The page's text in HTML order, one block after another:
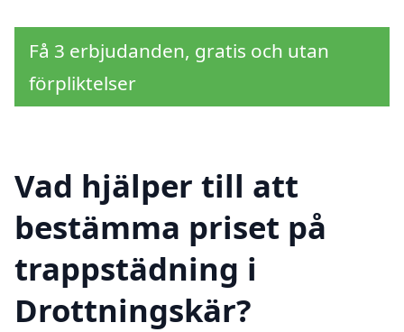
Få 3 erbjudanden, gratis och utan
förpliktelser
Vad hjälper till att
bestämma priset på
trappstädning i
Drottningskär?